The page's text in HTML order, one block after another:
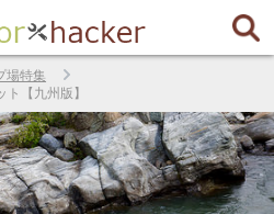
場特集
【九州版】